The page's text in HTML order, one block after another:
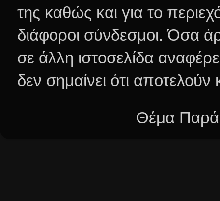
της καθώς και για το
διάφοροι σύνδεσμοι.Όσα
σε άλλη ιστοσελίδα
δεν σημαίνει ότι
Θέμα